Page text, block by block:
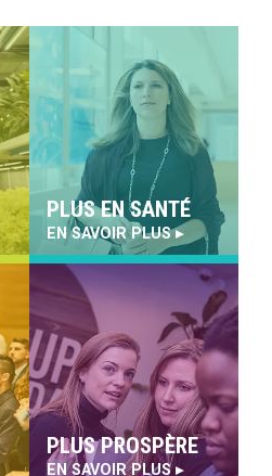
Telfer
PLUS EN SANTÉ
EN SAVOIR PLUS ▸
PLUS PROSPÈRE
EN SAVOIR PLUS ▸